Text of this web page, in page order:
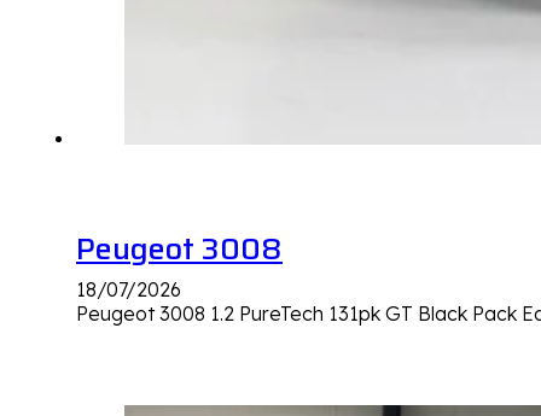
Peugeot 3008
18/07/2026
Peugeot 3008 1.2 PureTech 131pk GT Black